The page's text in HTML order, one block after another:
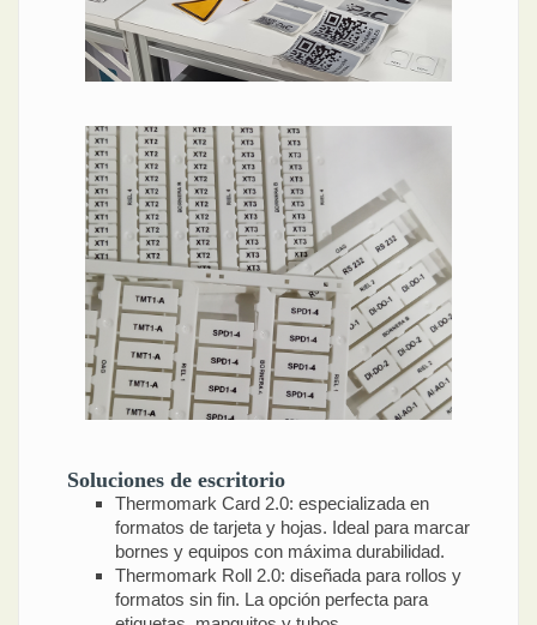
Soluciones de escritorio
Thermomark Card 2.0: especializada en
formatos de tarjeta y hojas. Ideal para marcar
bornes y equipos con máxima durabilidad.
Thermomark Roll 2.0: diseñada para rollos y
formatos sin fin. La opción perfecta para